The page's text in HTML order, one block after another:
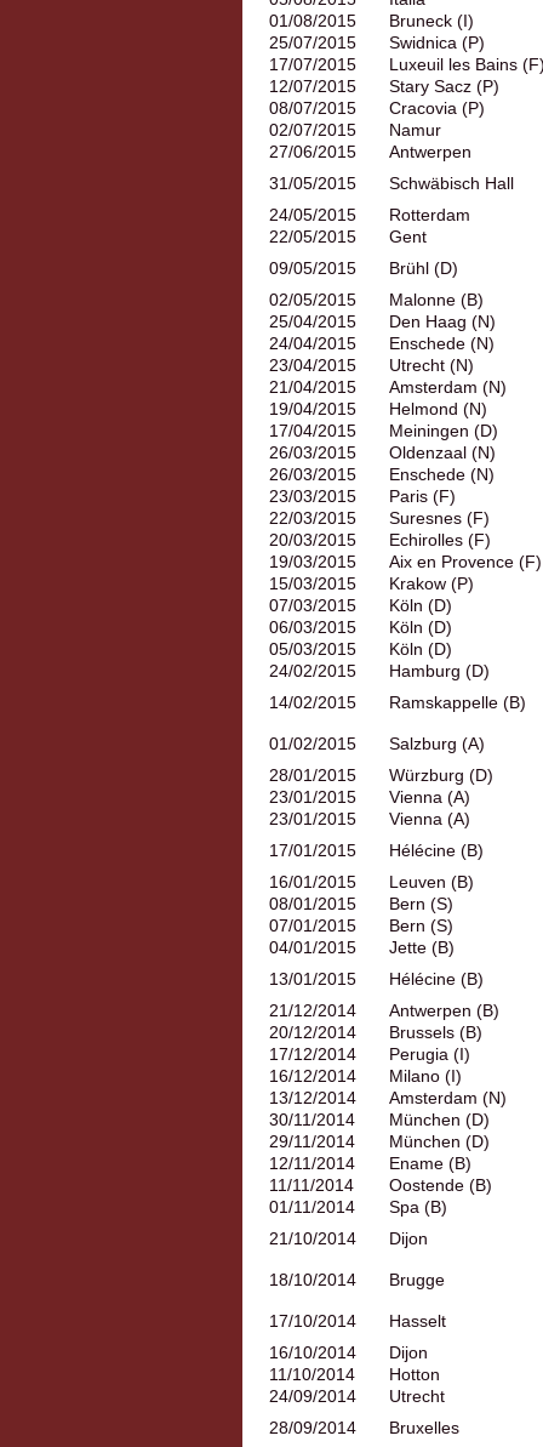
01/08/2015
Bruneck (I)
25/07/2015
Swidnica (P)
17/07/2015
Luxeuil les Bains
12/07/2015
Stary Sacz (P)
08/07/2015
Cracovia (P)
02/07/2015
Namur
27/06/2015
Antwerpen
31/05/2015
Schwäbisch Hall
24/05/2015
Rotterdam
22/05/2015
Gent
09/05/2015
Brühl (D)
02/05/2015
Malonne (B)
25/04/2015
Den Haag (N)
24/04/2015
Enschede (N)
23/04/2015
Utrecht (N)
21/04/2015
Amsterdam (N)
19/04/2015
Helmond (N)
17/04/2015
Meiningen (D)
26/03/2015
Oldenzaal (N)
26/03/2015
Enschede (N)
23/03/2015
Paris (F)
22/03/2015
Suresnes (F)
20/03/2015
Echirolles (F)
19/03/2015
Aix en Provence (F)
15/03/2015
Krakow (P)
07/03/2015
Köln (D)
06/03/2015
Köln (D)
05/03/2015
Köln (D)
24/02/2015
Hamburg (D)
14/02/2015
Ramskappelle (B)
01/02/2015
Salzburg (A)
28/01/2015
Würzburg (D)
23/01/2015
Vienna (A)
23/01/2015
Vienna (A)
17/01/2015
Hélécine (B)
16/01/2015
Leuven (B)
08/01/2015
Bern (S)
07/01/2015
Bern (S)
04/01/2015
Jette (B)
13/01/2015
Hélécine (B)
21/12/2014
Antwerpen (B)
20/12/2014
Brussels (B)
17/12/2014
Perugia (I)
16/12/2014
Milano (I)
13/12/2014
Amsterdam (N)
30/11/2014
München (D)
29/11/2014
München (D)
12/11/2014
Ename (B)
11/11/2014
Oostende (B)
01/11/2014
Spa (B)
21/10/2014
Dijon
18/10/2014 Brugge
17/10/2014
Hasselt
16/10/2014
Dijon
11/10/2014
Hotton
24/09/2014
Utrecht
28/09/2014
Bruxelles